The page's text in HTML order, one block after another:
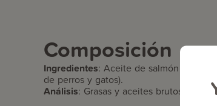
Composición
Ingredientes: Aceite de salmón (Omega
de perros y gatos).
Análisis: Grasas y aceites brutos: 99%